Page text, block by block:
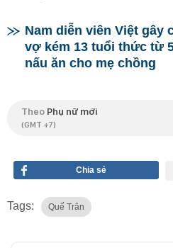
Nam diễn viên Việt gây
vợ kém 13 tuổi thức từ
nấu ăn cho mẹ chồng
Theo Phụ nữ mới
(GMT +7)
Chia sẻ
Tags: Quế Trân